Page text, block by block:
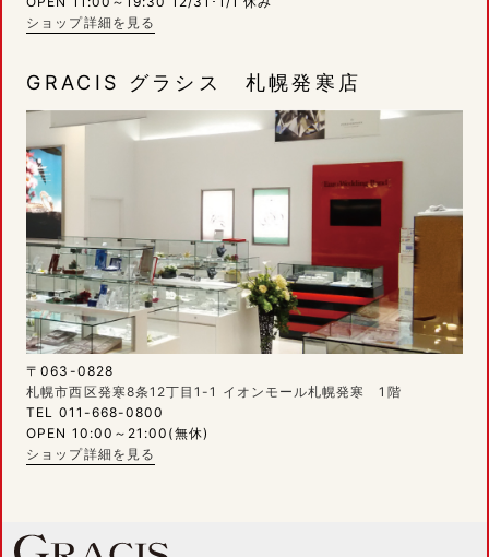
ショップ詳細を見る
GRACIS グラシス 札幌発寒店
〒063-0828
札幌市西区発寒8条12丁目1-1 イオンモール札幌発寒 1階
TEL 011-668-0800
OPEN 10:00～21:00(無休)
ショップ詳細を見る